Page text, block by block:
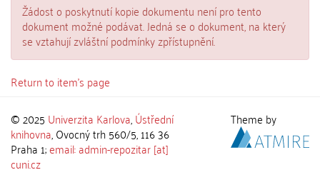
Žádost o poskytnutí kopie dokumentu není pro tento
dokument možné podávat. Jedná se o dokument, na který
se vztahují zvláštní podmínky zpřístupnění.
Return to item's page
© 2025 Univerzita Karlova,Ústřední
knihovna, Ovocný trh 560/5, 116 36
Praha 1;email: admin-repozitar [at]
cuni.cz
Theme by